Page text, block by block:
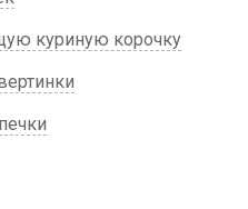
куриную корочку